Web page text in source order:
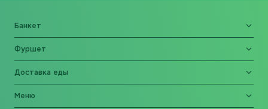
Банкет
Фуршет
Доставка еды
Меню